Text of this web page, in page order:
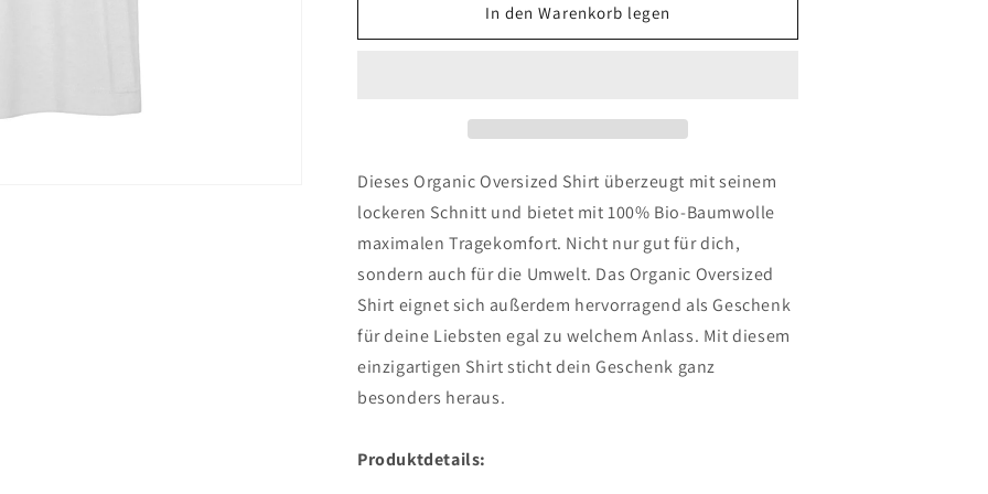
Oversize
für
Oversize
In den Warenkorb legen
Dieses Organic Oversized Shirt überzeugt mit seinem
lockeren Schnitt und bietet mit 100% Bio-Baumwolle
maximalen Tragekomfort. Nicht nur gut für dich,
sondern auch für die Umwelt. Das Organic Oversized
Shirt eignet sich außerdem hervorragend als Geschenk
für deine Liebsten egal zu welchem Anlass. Mit diesem
einzigartigen Shirt sticht dein Geschenk ganz
besonders heraus.
Produktdetails: